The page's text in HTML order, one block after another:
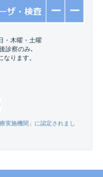
・木曜・土曜
診察のみ､
ります。
実施機関」に認定されまし